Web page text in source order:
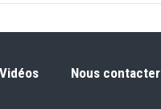
Vidéos Nous contacter